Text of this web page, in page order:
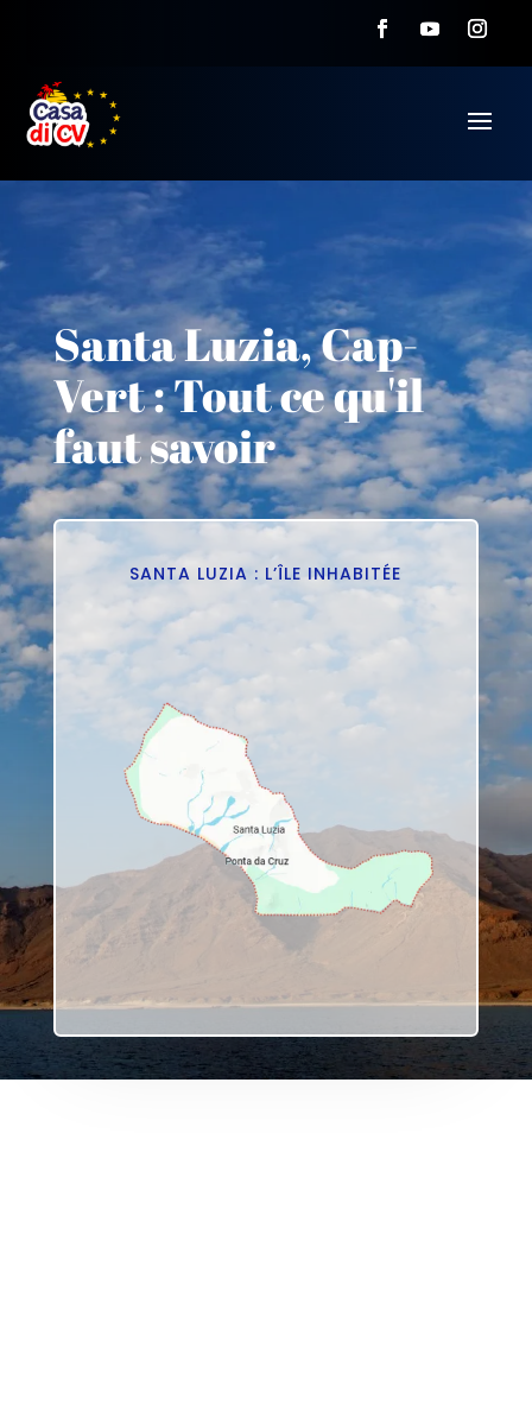
Santa Luzia, Cap-
Vert : Tout ce qu'il
faut savoir
SANTA LUZIA : L’ÎLE INHABITÉE